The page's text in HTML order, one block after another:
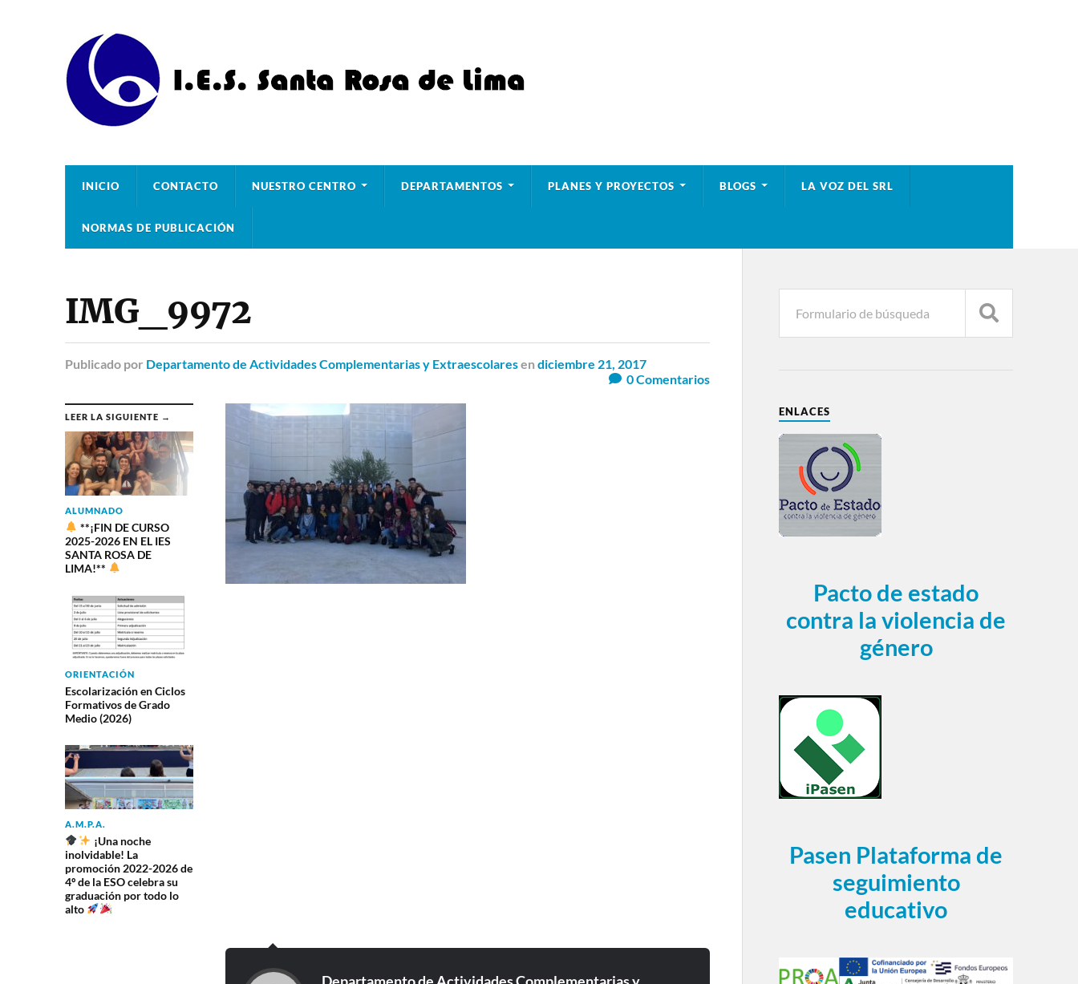
INICIO CONTACTO NUESTRO CENTRO DEPARTAMENTOS PLANES Y PROYECTOS BLOGS LA VOZ DEL SRL
NORMAS DE PUBLICACIÓN
IMG_9972
Publicado por Departamento de Actividades Complementarias y Extraescolaresen diciembre 21, 2017
0Comentarios
LEER LA SIGUIENTE →
ALUMNADO
**¡FIN DE CURSO
2025-2026 EN EL IES
SANTA ROSA DE
LIMA!**
ORIENTACIÓN
Escolarización en Ciclos
Formativos de Grado
Medio (2026)
A.M.P.A.
¡Una noche
inolvidable! La
promoción 2022-2026 de
4º de la ESO celebra su
graduación por todo lo
alto
ENLACES
Pacto de estado
contra la violencia de
género
Pasen Plataforma de
seguimiento
educativo